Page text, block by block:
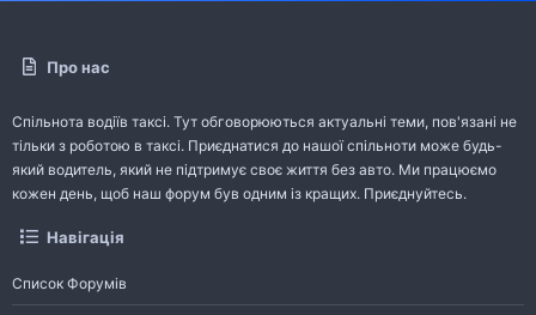
Про нас
Спільнота водіїв таксі. Тут обговорюються актуальні теми, пов'язані не
тільки з роботою в таксі. Приєднатися до нашої спільноти може будь-
який водитель, який не підтримує своє життя без авто. Ми працюємо
кожен день, щоб наш форум був одним із кращих. Приєднуйтесь.
Навігація
Список Форумів